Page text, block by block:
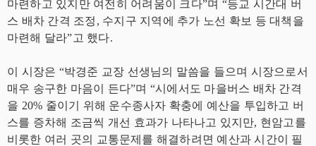
마련하고 있지만 여전히 어려움이 크다”며 “등교 시간대 버
스 배차 간격 조정, 수지구 지역에 추가 노선 확보 등 대책을
마련해 달라”고 했다.
이 시장은 “박경준 교장 선생님의 말씀을 들으며 시장으로서
매우 송구한 마음이 든다”며 “시에서도 마을버스 배차 간격
을 20% 줄이기 위해 운수종사자 확충에 예산을 투입하고 버
스를 증차해 조금씩 개선 효과가 나타나고 있지만, 현암고를
비롯한 여러 곳의 교통문제를 해결하려면 예산과 시간이 필